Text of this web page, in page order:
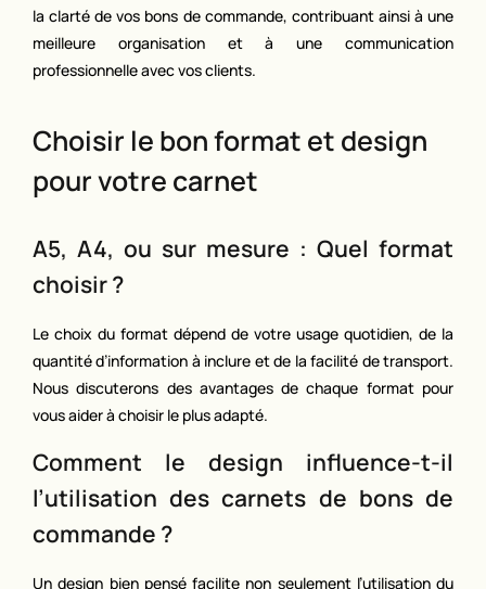
la clarté de vos bons de commande, contribuant ainsi à une
meilleure organisation et à une communication
professionnelle avec vos clients.
Choisir le bon format et design
pour votre carnet
A5, A4, ou sur mesure : Quel format
choisir ?
Le choix du format dépend de votre usage quotidien, de la
quantité d’information à inclure et de la facilité de transport.
Nous discuterons des avantages de chaque format pour
vous aider à choisir le plus adapté.
Comment le design influence-t-il
l’utilisation des carnets de bons de
commande ?
Un design bien pensé facilite non seulement l’utilisation du